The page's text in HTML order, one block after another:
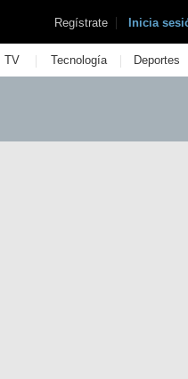
Regístrate | Inicia
TV | Tecnología | Deportes